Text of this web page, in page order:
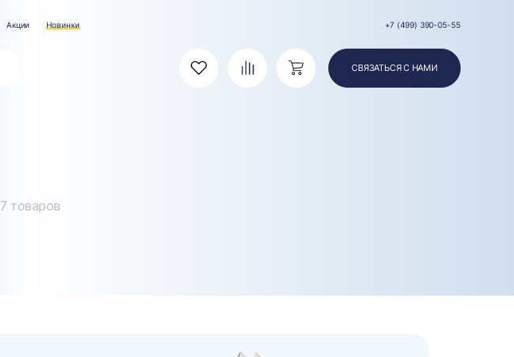
Акции Новинки +7 (499) 390-05-55
Избранное СравнениеКорзина СВЯЗАТЬСЯ С НАМИ
7 товаров